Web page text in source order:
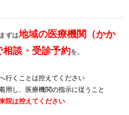
ずは地域の医療機関（かか
相談・受診予約を。
行くことは控えてください
用し、医療機関の指示に従うこと
院は控えてください